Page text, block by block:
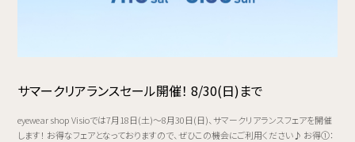
サマークリアランスセール開催！ 8/30(日)まで
eyewear shop Visioでは7月18日(土)〜8月30日(日)、サマークリアランスフェアを開催
します！ お得なフェアとなっておりますので、ぜひこの機会にご利用ください♪ お得①：